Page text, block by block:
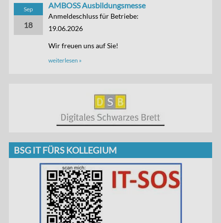
Sep
18
AMBOSS Ausbildungsmesse
Anmeldeschluss für Betriebe:
19.06.2026
Wir freuen uns auf Sie!
weiterlesen »
BSG IT FÜRS KOLLEGIUM